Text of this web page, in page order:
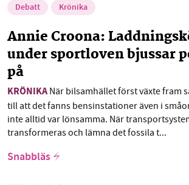
Debatt Krönika
Annie Croona:
under sportloven bjussar
på
KRÖNIKANär bilsamhället först växte fram
till att det fanns bensinstationer även i
inte alltid var lönsamma. När
transformeras och lämna det fossila t...
Snabbläs